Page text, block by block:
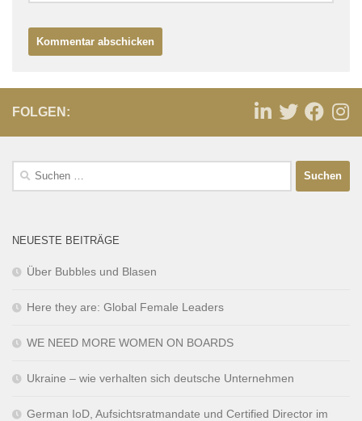
FOLGEN:
NEUESTE BEITRÄGE
Über Bubbles und Blasen
Here they are: Global Female Leaders
WE NEED MORE WOMEN ON BOARDS
Ukraine – wie verhalten sich deutsche Unternehmen
German IoD, Aufsichtsratmandate und Certified Director im